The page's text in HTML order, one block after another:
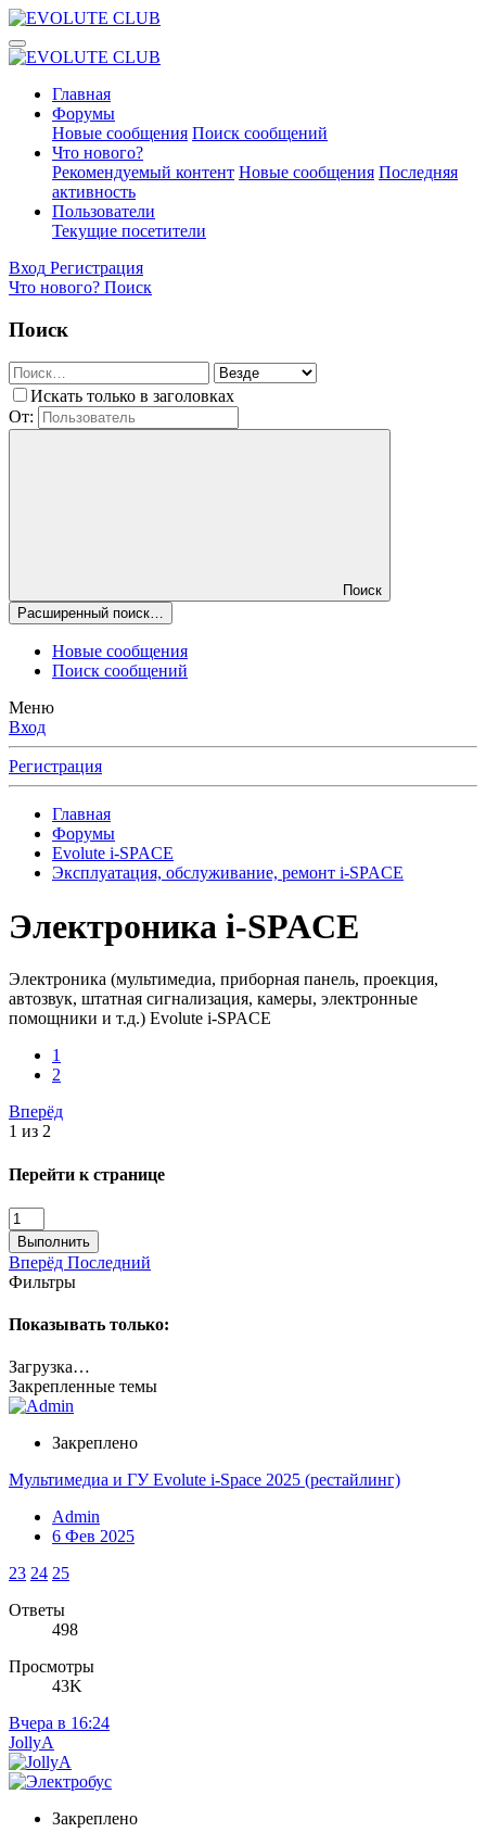
Главная
Форумы
Новые сообщения Поиск сообщений
Что нового?
Рекомендуемый контент Новые сообщения Последняя
активность
Пользователи
Текущие посетители
Вход Регистрация
Что нового? Поиск
Поиск
Искать только в заголовках
От:
Поиск
Расширенный поиск…
Новые сообщения
Поиск сообщений
Меню
Вход
Регистрация
Главная
Форумы
Evolute i⁠-⁠SPACE
Эксплуатация, обслуживание, ремонт i-SPACE
Электроника i-SPACE
Электроника (мультимедиа, приборная панель, проекция,
автозвук, штатная сигнализация, камеры, электронные
помощники и т.д.) Evolute i-SPACE
1
2
Вперёд
1 из 2
Перейти к странице
Выполнить
Вперёд Последний
Фильтры
Показывать только:
Загрузка…
Закрепленные темы
Закреплено
Мультимедиа и ГУ Evolute i-Space 2025 (рестайлинг)
Admin
6 Фев 2025
23 24 25
Ответы
498
Просмотры
43K
Вчера в 16:24
JollyA
Закреплено